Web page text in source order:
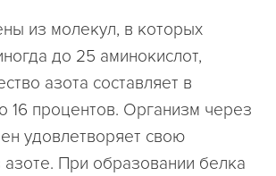
из молекул, в которых
до 25 аминокислот,
азота составляет в
16 процентов. Организм через
удовлетворяет свою
азоте. При образовании белка